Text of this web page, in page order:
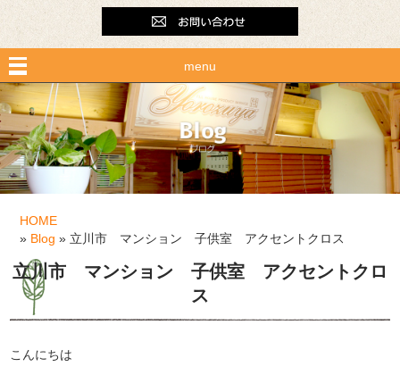
menu
HOME
» Blog » 立川市 マンション 子供室 アクセントクロス
立川市 マンション 子供室 アクセントクロ
ス
こんにちは